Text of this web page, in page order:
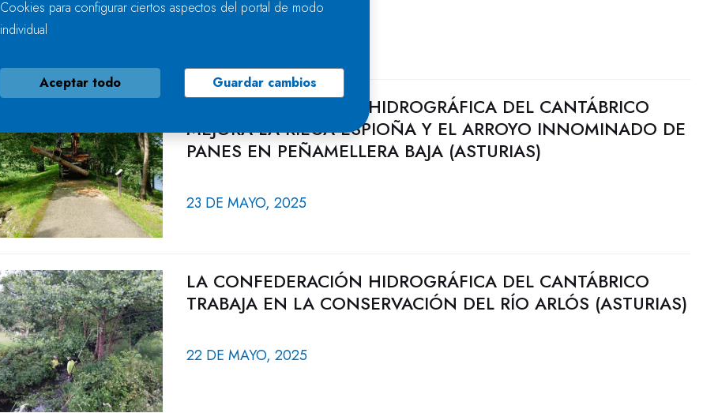
LA CONFEDERACIÓN HIDROGRÁFICA DEL CANTÁBRICO
MEJORA LA RIEGA ESPIOÑA Y EL ARROYO INNOMINADO DE
PANES EN PEÑAMELLERA BAJA (ASTURIAS)
23 DE MAYO, 2025
LA CONFEDERACIÓN HIDROGRÁFICA DEL CANTÁBRICO
TRABAJA EN LA CONSERVACIÓN DEL RÍO ARLÓS (ASTURIAS)
22 DE MAYO, 2025
Cookies para configurar ciertos aspectos del portal de modo
individual
Aceptar todo Guardar cambios